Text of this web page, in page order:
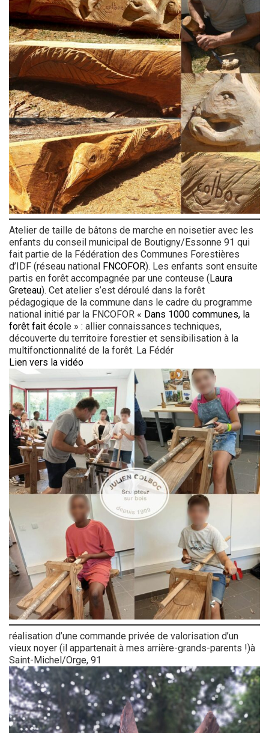
Atelier de taille de bâtons de marche en noisetier avec les
enfants du conseil municipal de Boutigny/Essonne 91 qui
fait partie de la Fédération des Communes Forestières
d’IDF (réseau national FNCOFOR). Les enfants sont ensuite
partis en forêt accompagnée par une conteuse ( Laura
Greteau). Cet atelier s’est déroulé dans la forêt
pédagogique de la commune dans le cadre du programme
national initié par la FNCOFOR « Dans 1000 communes, la
forêt fait écol e » : allier connaissances techniques,
découverte du territoire forestier et sensibilisation à la
multifonctionnalité de la forêt. La Fédér
Lien vers la vidéo
réalisation d’une commande privée de valorisation d’un
vieux noyer (il appartenait à mes arrière-grands-parents !)à
Saint-Michel/Orge, 91